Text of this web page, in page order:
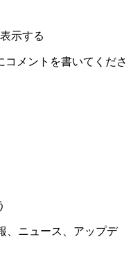
示する
メントを書いてくださ
、ニュース、アップデ